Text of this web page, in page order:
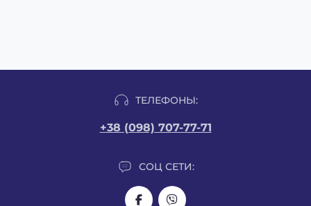
ТЕЛЕФОНЫ:
+38 (098) 707-77-71
СОЦ СЕТИ: